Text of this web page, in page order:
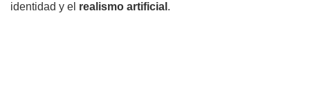
identidad y el realismo artificial .